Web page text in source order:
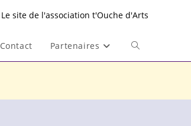
Le site de l'association t'Ouche d'Arts
Contact Partenaires Toggle